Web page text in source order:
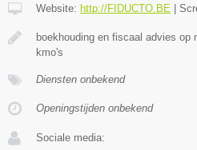
Website: http://FIDUCTO.BE
boekhouding en fiscaal advies op
kmo's
Diensten onbekend
Openingstijden onbekend
Sociale media: